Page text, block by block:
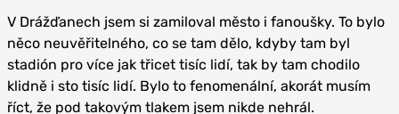
V Drážďanech jsem si zamiloval město i fanoušky. To bylo
něco neuvěřitelného, co se tam dělo, kdyby tam byl
stadión pro více jak třicet tisíc lidí, tak by tam chodilo
klidně i sto tisíc lidí. Bylo to fenomenální, akorát musím
říct, že pod takovým tlakem jsem nikde nehrál.